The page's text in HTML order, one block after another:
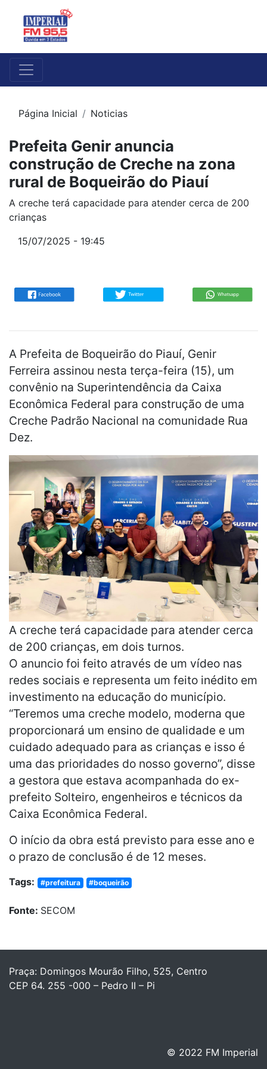
Página Inicial Noticias
Prefeita Genir anuncia
construção de Creche na zona
rural de Boqueirão do Piauí
A creche terá capacidade para atender cerca de 200
crianças
15/07/2025 - 19:45
A Prefeita de Boqueirão do Piauí, Genir
Ferreira assinou nesta terça-feira (15), um
convênio na Superintendência da Caixa
Econômica Federal para construção de uma
Creche Padrão Nacional na comunidade Rua
Dez.
A creche terá capacidade para atender cerca
de 200 crianças, em dois turnos.
O anuncio foi feito através de um vídeo nas
redes sociais e representa um feito inédito em
investimento na educação do município.
“Teremos uma creche modelo, moderna que
proporcionará um ensino de qualidade e um
cuidado adequado para as crianças e isso é
uma das prioridades do nosso governo”, disse
a gestora que estava acompanhada do ex-
prefeito Solteiro, engenheiros e técnicos da
Caixa Econômica Federal.
O início da obra está previsto para esse ano e
o prazo de conclusão é de 12 meses.
Tags: #prefeitura #boqueirão
Fonte: SECOM
Praça: Domingos Mourão Filho, 525, Centro
CEP 64. 255 -000 – Pedro II – Pi
© 2022 FM Imperial